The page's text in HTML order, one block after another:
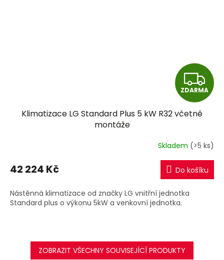
Z
D
R
M
A
ZDARMA
Klimatizace LG Standard Plus 5 kW R32 včetně
montáže
Skladem (>5 ks)
42 224 Kč Do košíku
Nástěnná klimatizace od značky LG vnitřní jednotka
Standard plus o výkonu 5kW a venkovní jednotka.
ZOBRAZIT VŠECHNY SOUVISEJÍCÍ PRODUKTY